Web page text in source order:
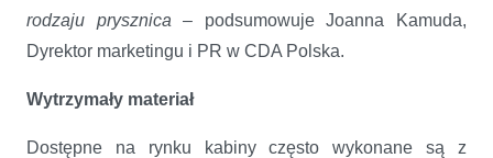
rodzaju
prysznica – podsumowuje Joanna Kamuda,
Dyrektor marketingu i PR w CDA Polska.
Wytrzymały materiał
Dostępne na rynku kabiny często wykonane są z